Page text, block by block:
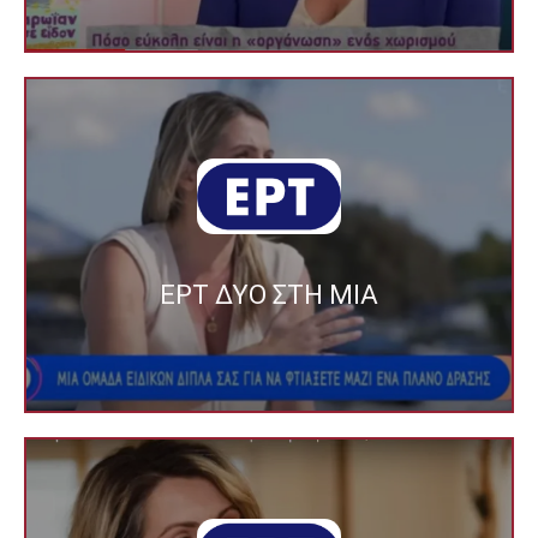
ΕΡΤ ΠΡΩΪΑΝ ΣΕ ΕΙΔΟΝ ΤΗΝ
ΕΡΤ ΔΥΟ ΣΤΗ ΜΙΑ
ΕΡΤ ΔΥΟ ΣΤΗ ΜΙΑ
The Divorce Planner. Η Έστα Ράζου
μιλάει στην εκπομπή της ΕΡΤ Δύο στη 1
και στην Σοφία Τσίπα.
Δες το
Δες το